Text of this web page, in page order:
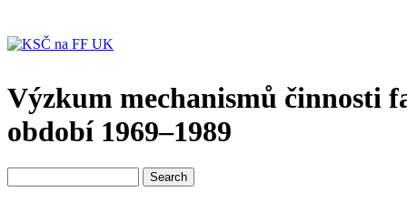
Výzkum mechanismů činnosti
období 1969–1989